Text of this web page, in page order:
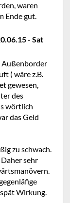
waren
Ende gut.
- Sat
Außenborder
( wäre z.B.
gewesen,
des
wörtlich
das Geld
zu schwach.
sehr
Wirkung.